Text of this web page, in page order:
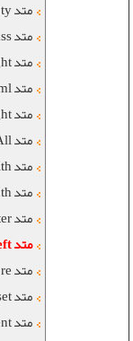
متد empty در جی کوئری
متد hasClass در جی کوئری
متد height در جی کوئری
متد html در جی کوئری
متد innerHeight در جی کوئری
متد replaceAll در جی کوئری
متد replaceWith در جی کوئری
متد innerWidth در جی کوئری
متد insertAfter در جی کوئری
متد scrollLeft در جی کوئری
متد insertBefore در جی کوئری
متد offset در جی کوئری
متد offsetParent در جی کوئری